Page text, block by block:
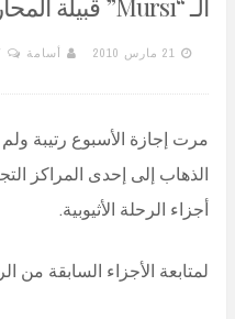
21 مارس 2010 أسامة
مرت إجازة الأسبوع رتيبة
الذهاب إلى إحدى المراكز
أجزاء الرحلة الأثيوبية.
لمتابعة الأجزاء السابقة من